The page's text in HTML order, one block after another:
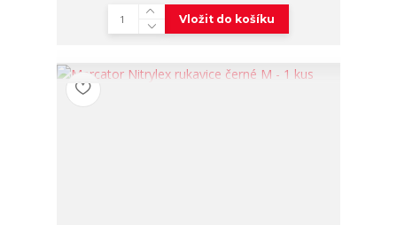
Vložit do košíku